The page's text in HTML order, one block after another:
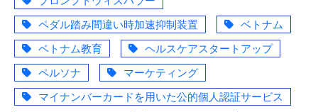
ペダル踏み間違い時加速抑制装置
ベトナム
ベトナム教育
ヘルスケアスタートアップ
ペルソナ
マーケティング
マイナンバーカードを用いた公的個人認証サービス